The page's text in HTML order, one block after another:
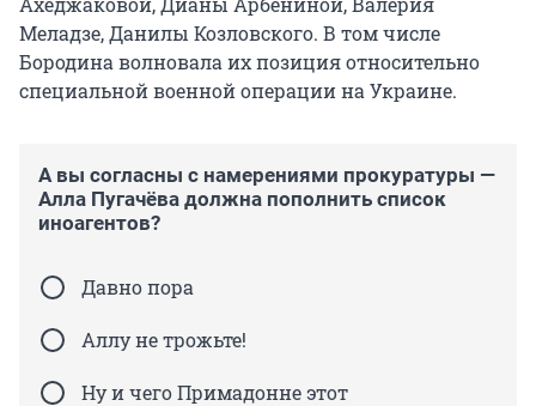
Меладзе, Данилы Козловского. В том числе
Бородина волновала их позиция относительно
специальной военной операции на Украине.
А вы согласны с намерениями прокуратуры —
Алла Пугачёва должна пополнить список
иноагентов?
Давно пора
Аллу не трожьте!
Ну и чего Примадонне этот